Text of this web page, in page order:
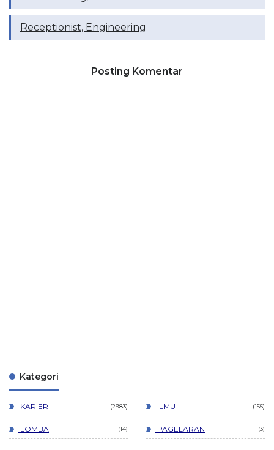
Receptionist, Engineering
Posting Komentar
Kategori
KARIER 2983 ILMU 155
LOMBA 14 PAGELARAN 3